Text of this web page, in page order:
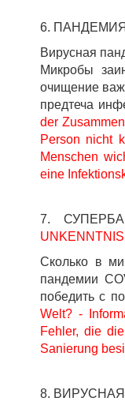
6. ПАНДЕМИЯ
Вирусная
Микробы
очищение
предтеча
der
Person nicht
Menschen
eine
7.
UNKENNTNIS
Сколько в
пандемии
победить с
Welt? -
Fehler, die
Sanierung
8.